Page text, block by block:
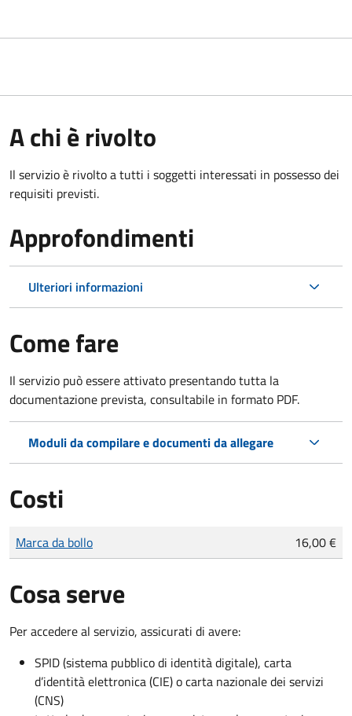
A chi è rivolto
Il servizio è rivolto a tutti i soggetti interessati in possesso dei
requisiti previsti.
Approfondimenti
Ulteriori informazioni
Come fare
Il servizio può essere attivato presentando tutta la
documentazione prevista, consultabile in formato PDF.
Moduli da compilare e documenti da allegare
Costi
Tipo di pagamento
Importo
Marca da bollo 16,00 €
Cosa serve
Per accedere al servizio, assicurati di avere:
SPID (sistema pubblico di identità digitale), carta
d’identità elettronica (CIE) o carta nazionale dei servizi
(CNS)